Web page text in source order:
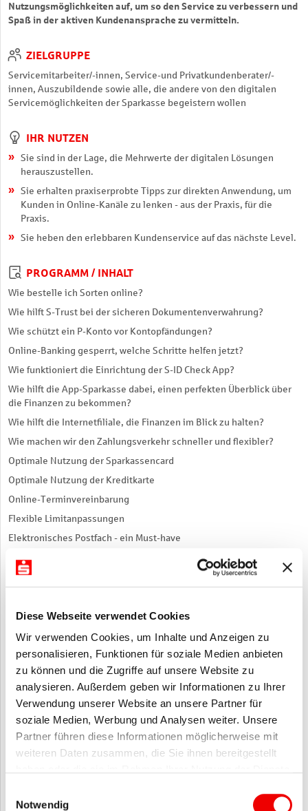
Diese Webseite verwendet Cookies
Wir verwenden Cookies, um Inhalte und Anzeigen zu
personalisieren, Funktionen für soziale Medien anbieten
zu können und die Zugriffe auf unsere Website zu
analysieren. Außerdem geben wir Informationen zu Ihrer
Verwendung unserer Website an unsere Partner für
soziale Medien, Werbung und Analysen weiter. Unsere
Partner führen diese Informationen möglicherweise mit
weiteren Daten zusammen, die Sie ihnen bereitgestellt
Notwendig
Nutzungsmöglichkeiten auf, um so den Service zu verbessern und
Spaß in der aktiven Kundenansprache zu vermitteln.
ZIELGRUPPE
Servicemitarbeiter/-innen, Service-und Privatkundenberater/-
innen, Auszubildende sowie alle, die andere von den digitalen
Servicemöglichkeiten der Sparkasse begeistern wollen
IHR NUTZEN
Sie sind in der Lage, die Mehrwerte der digitalen Lösungen
herauszustellen.
Sie erhalten praxiserprobte Tipps zur direkten Anwendung, um
Kunden in Online-Kanäle zu lenken - aus der Praxis, für die
Praxis.
Sie heben den erlebbaren Kundenservice auf das nächste Level.
PROGRAMM / INHALT
Wie bestelle ich Sorten online?
Wie hilft S-Trust bei der sicheren Dokumentenverwahrung?
Wie schützt ein P-Konto vor Kontopfändungen?
Online-Banking gesperrt, welche Schritte helfen jetzt?
Wie funktioniert die Einrichtung der S-ID Check App?
Wie hilft die App-Sparkasse dabei, einen perfekten Überblick über
die Finanzen zu bekommen?
Wie hilft die Internetfiliale, die Finanzen im Blick zu halten?
Wie machen wir den Zahlungsverkehr schneller und flexibler?
Optimale Nutzung der Sparkassencard
Optimale Nutzung der Kreditkarte
Online-Terminvereinbarung
Flexible Limitanpassungen
Elektronisches Postfach - ein Must-have
App-Sparkasse nach einem Gerätewechsel
Kontostände und Umsätze schnell checken
HINWEIS(E)
Die vorgestellten Tipps sind allgemeingültig, auch wenn die
Beispiele in verschiedenen Sparkassen leicht abweichen können.
Jedes Video zu einer digitalen Anwendung steht für sich, wie auf
einer Reiseetappe. Alle Videos zusammen bilden die gesamte
Reiseroute ab.